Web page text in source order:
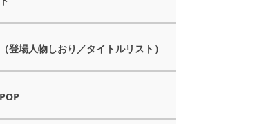
登場人物しおり／タイトルリスト）